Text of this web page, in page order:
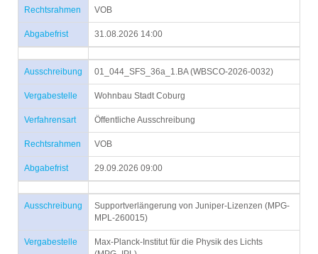
Rechtsrahmen VOB
Abgabefrist 31.08.2026 14:00
Ausschreibung 01_044_SFS_36a_1.BA (WBSCO-2026-0032)
Vergabestelle Wohnbau Stadt Coburg
Verfahrensart Öffentliche Ausschreibung
Rechtsrahmen VOB
Abgabefrist 29.09.2026 09:00
Ausschreibung
Supportverlängerung von Juniper-Lizenzen (MPG-
MPL-260015)
Vergabestelle
Max-Planck-Institut für die Physik des Lichts